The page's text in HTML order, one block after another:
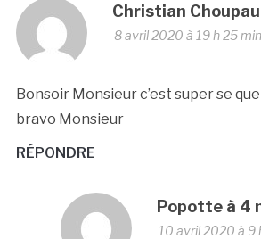
Christian
8 avril 2020 à 19 h 25 min
Bonsoir Monsieur c’est super se
bravo Monsieur
RÉPONDRE
Popotte à 4
10 avril 2020 à 9